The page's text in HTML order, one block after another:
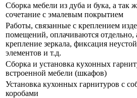
Сборка мебели из дуба и бука, а так
сочетание с эмалевым покрытием
Работы, связанные с креплением
помещений, оплачиваются отдельно,
крепление зеркала, фиксация
элементов и т.д.
Сборка и установка кухонных
встроенной мебели (шкафов)
Установка кухонных гарнитуров с
коробами